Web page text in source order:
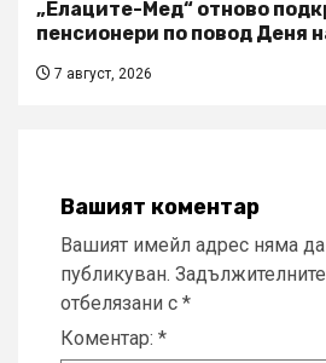
„Елаците-Мед“ отново
пенсионери по повод Деня
7 август, 2026
Вашият коментар
Вашият имейл адрес няма
публикуван.
отбелязани с *
Коментар: *